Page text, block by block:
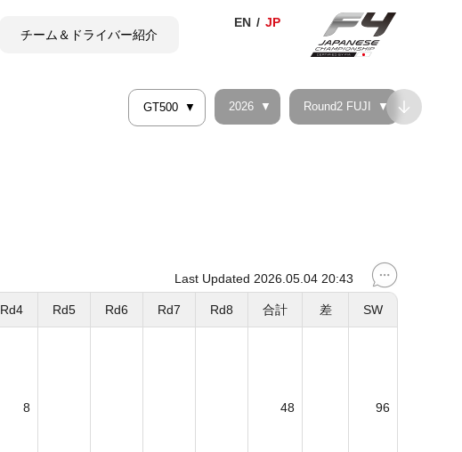
チーム＆ドライバー紹介
GT500 2026 Round2 FUJI
Last Updated 2026.05.04 20:43
Rd4 Rd5 Rd6 Rd7 Rd8 合計 差 SW
8 48 96